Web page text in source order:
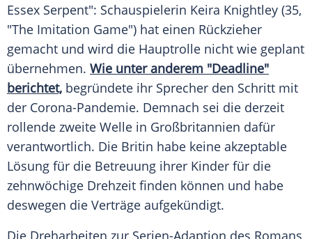
Essex Serpent": Schauspielerin Keira Knightley (35,
"The Imitation Game") hat einen Rückzieher
gemacht und wird die Hauptrolle nicht wie geplant
übernehmen. Wie unter anderem "Deadline"
berichtet, begründete ihr Sprecher den Schritt mit
der Corona-Pandemie. Demnach sei die derzeit
rollende zweite Welle in Großbritannien dafür
verantwortlich. Die Britin habe keine akzeptable
Lösung für die Betreuung ihrer Kinder für die
zehnwöchige Drehzeit finden können und habe
deswegen die Verträge aufgekündigt.